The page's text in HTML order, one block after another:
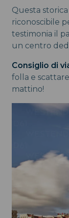
Questa
riconoscibile
testimonia il
un centro
Consiglio di
folla e
mattino!